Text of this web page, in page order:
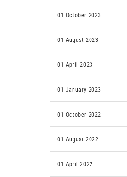
01 October 2023
01 August 2023
01 April 2023
01 January 2023
01 October 2022
01 August 2022
01 April 2022